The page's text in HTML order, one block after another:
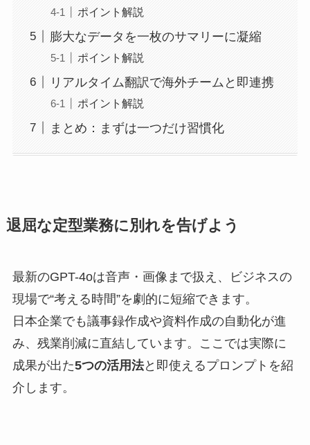
ポイント解説
膨大なデータを一枚のサマリーに凝縮
ポイント解説
リアルタイム翻訳で海外チームと即連携
ポイント解説
まとめ：まずは一つだけ習慣化
退屈な定型業務に別れを告げよう
最新のGPT-4oは音声・画像まで扱え、ビジネスの
現場で“考える時間”を劇的に短縮できます。
日本企業でも議事録作成や資料作成の自動化が進
み、残業削減に直結しています。ここでは実際に
成果が出た5つの活用法と即使えるプロンプトを紹
介します。